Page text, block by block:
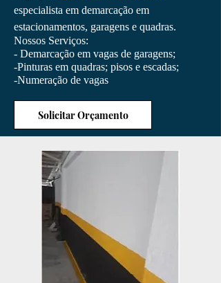
especialista em demarcação em
estacionamentos, garagens e quadras.
Nossos Serviços:
- Demarcação em vagas de garagens;
-Pinturas em quadras; pisos e escadas;
-Numeração de vagas
Solicitar Orçamento